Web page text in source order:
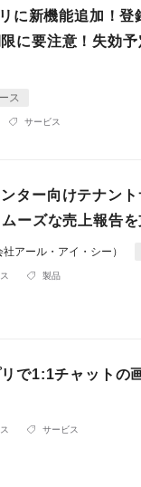
に新機能追加！登
に要注意！失効
ス
サービス
ター向けテナン
ーズな売上報告を
アール・アイ・シー）
製品
で1:1チャットの
サービス